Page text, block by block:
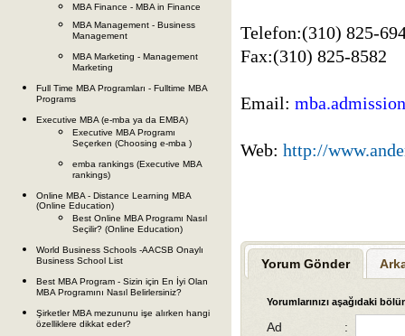
MBA Finance - MBA in Finance
MBA Management - Business
Management
MBA Marketing - Management
Marketing
Full Time MBA Programları - Fulltime MBA
Programs
Executive MBA (e-mba ya da EMBA)
Executive MBA Programı
Seçerken (Choosing e-mba )
emba rankings (Executive MBA
rankings)
Online MBA - Distance Learning MBA
(Online Education)
Best Online MBA Programı Nasıl
Seçilir? (Online Education)
World Business Schools -AACSB Onaylı
Business School List
Best MBA Program - Sizin için En İyi Olan
MBA Programını Nasıl Belirlersiniz?
Şirketler MBA mezununu işe alırken hangi
özelliklere dikkat eder?
Telefon:(310) 825-
Fax:(310) 825-8582
Email:
Web: http://
Yorum Gönder
Yorumlarınızı aşağıdaki
Ad :